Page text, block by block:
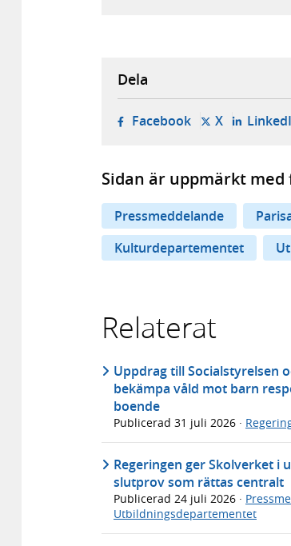
Dela
Facebook- öppnas i ny
X- öppnas i
Sidan är uppmärkt
Pressmeddelande
Kulturdepartementet
Relaterat
Uppdrag till Socialstyrelsen
bekämpa våld mot barn
boende
Publicerad 31 juli 2026 ·
Regeringen ger Skolverket i
slutprov som rättas centralt
Publicerad 24 juli 2026 ·
Utbildningsdepartementet